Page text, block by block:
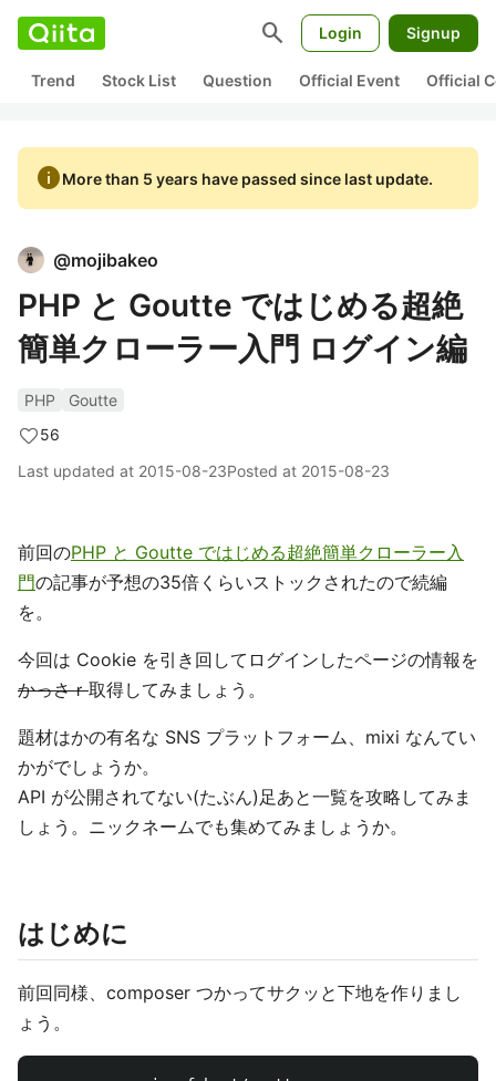
search Login Signup
Trend Stock List Question Official Event Official
infoMore than 5 years have passed since last update.
@mojibakeo
PHP と Goutte ではじめる超絶
簡単クローラー入門 ログイン編
PHP
Goutte
56
Last updated at 2015-08-23Posted at 2015-08-23
前回のPHP と Goutte ではじめる超絶簡単クローラー入
門の記事が予想の35倍くらいストックされたので続編
を。
今回は Cookie を引き回してログインしたページの情報を
かっさｒ取得してみましょう。
題材はかの有名な SNS プラットフォーム、mixi なんてい
かがでしょうか。
API が公開されてない(たぶん)足あと一覧を攻略してみま
しょう。ニックネームでも集めてみましょうか。
はじめに
前回同様、composer つかってサクッと下地を作りまし
ょう。